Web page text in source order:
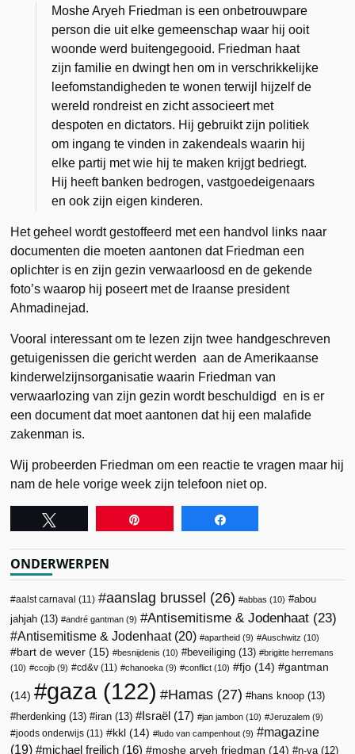
Moshe Aryeh Friedman is een onbetrouwpare
person die uit elke gemeenschap waar hij ooit
woonde werd buitengegooid. Friedman haat
zijn familie en dwingt hen om in verschrikkelijke
leefomstandigheden te wonen terwijl hijzelf de
wereld rondreist en zicht associeert met
despoten en dictators. Hij gebruikt zijn politiek
om ingang te vinden in zakendeals waarin hij
elke partij met wie hij te maken krijgt bedriegt.
Hij heeft banken bedrogen, vastgoedeigenaars
en ook zijn eigen kinderen.
Het geheel wordt gestoffeerd met een handvol links naar
documenten die moeten aantonen dat Friedman een
oplichter is en zijn gezin verwaarloosd en de gekende
foto’s waarop hij poseert met de Iraanse president
Ahmadinejad.
Vooral interessant om te lezen zijn twee handgeschreven
getuigenissen die gericht werden aan de Amerikaanse
kinderwelzijnsorganisatie waarin Friedman van
verwaarlozing van zijn gezin wordt beschuldigd en is er
een document dat moet aantonen dat hij een malafide
zakenman is.
Wij probeerden Friedman om een reactie te vragen maar hij
nam de hele vorige week zijn telefoon niet op.
ONDERWERPEN
aalst carnaval (11) aanslag brussel (26) abbas (10)
abou
jahjah (13) andré gantman (9) Antisemitisme & Jodenhaat (23)
Antisemitisme & Jodenhaat(20) apartheid (9) Auschwitz (10)
bart de wever (15) besnijdenis (10) beveiliging (13)
brigitte herremans
(10)
ccojb (9) cd&v (11) chanoeka (9) conflict (10) fjo (14) gantman
(14) gaza(122) Hamas (27) hans knoop (13)
herdenking (13) iran (13) Israël (17) jan jambon (10) Jeruzalem (9)
joods onderwijs (11) kkl (14) ludo van campenhout (9)
magazine
(19)
michael freilich (16) moshe aryeh friedman (14) n-va(12)